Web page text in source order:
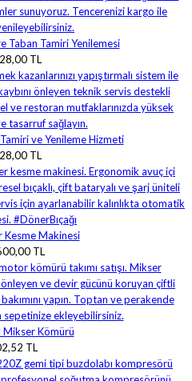
Taban Tamiri Yenilemesi
TL
ve Yenileme Hizmeti
TL
Kesme Makinesi
TL
Mikser Kömürü
TL